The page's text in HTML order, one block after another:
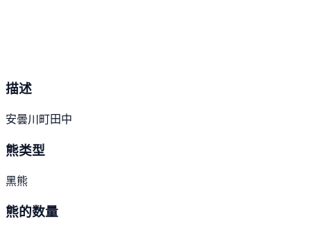
描述
安曇川町田中
熊类型
黑熊
熊的数量